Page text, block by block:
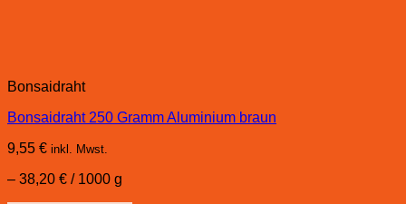
Bonsaidraht
Bonsaidraht 250 Gramm Aluminium braun
9,55 € inkl. Mwst.
– 38,20 € / 1000 g